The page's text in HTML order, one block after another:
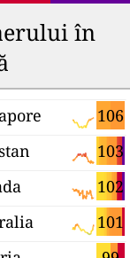
în
106
103
102
101